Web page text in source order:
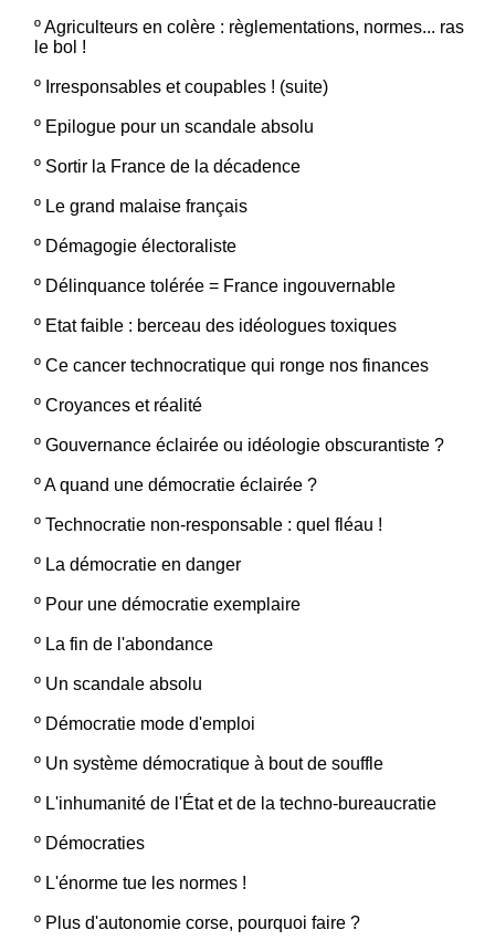
ºAgriculteurs en colère : règlementations, normes... ras
le bol !
º Irresponsables et coupables ! (suite)
º Epilogue pour un scandale absolu
º Sortir la France de la décadence
º Le grand malaise français
º Démagogie électoraliste
º Délinquance tolérée = France ingouvernable
º Etat faible : berceau des idéologues toxiques
º Ce cancer technocratique qui ronge nos finances
º Croyances et réalité
º Gouvernance éclairée ou idéologie obscurantiste ?
ºA quand une démocratie éclairée ?
º Technocratie non-responsable : quel fléau !
º La démocratie en danger
º Pour une démocratie exemplaire
º La fin de l'abondance
º Un scandale absolu
º Démocratie mode d'emploi
º Un système démocratique à bout de souffle
º L'inhumanité de l'État et de la techno-bureaucratie
º Démocraties
º L'énorme tue les normes !
º Plus d'autonomie corse, pourquoi faire ?